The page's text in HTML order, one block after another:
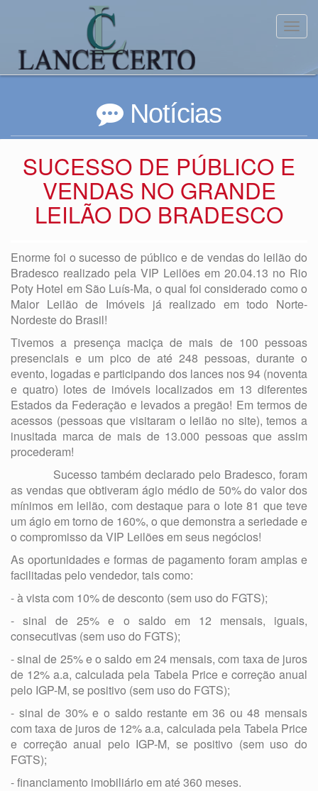
Notícias
SUCESSO DE PÚBLICO E
VENDAS NO GRANDE
LEILÃO DO BRADESCO
Enorme foi o sucesso de público e de vendas do leilão do
Bradesco realizado pela VIP Leilões em 20.04.13 no Rio
Poty Hotel em São Luís-Ma, o qual foi considerado como o
Maior Leilão de Imóveis já realizado em todo Norte-
Nordeste do Brasil!
Tivemos a presença maciça de mais de 100 pessoas
presenciais e um pico de até 248 pessoas, durante o
evento, logadas e participando dos lances nos 94 (noventa
e quatro) lotes de imóveis localizados em 13 diferentes
Estados da Federação e levados a pregão! Em termos de
acessos (pessoas que visitaram o leilão no site), temos a
inusitada marca de mais de 13.000 pessoas que assim
procederam!
Sucesso também declarado pelo Bradesco, foram
as vendas que obtiveram ágio médio de 50% do valor dos
mínimos em leilão, com destaque para o lote 81 que teve
um ágio em torno de 160%, o que demonstra a seriedade e
o compromisso da VIP Leilões em seus negócios!
As oportunidades e formas de pagamento foram amplas e
facilitadas pelo vendedor, tais como:
- à vista com 10% de desconto (sem uso do FGTS);
- sinal de 25% e o saldo em 12 mensais, iguais,
consecutivas (sem uso do FGTS);
- sinal de 25% e o saldo em 24 mensais, com taxa de juros
de 12% a.a, calculada pela Tabela Price e correção anual
pelo IGP-M, se positivo (sem uso do FGTS);
- sinal de 30% e o saldo restante em 36 ou 48 mensais
com taxa de juros de 12% a.a, calculada pela Tabela Price
e correção anual pelo IGP-M, se positivo (sem uso do
FGTS);
- financiamento imobiliário em até 360 meses.